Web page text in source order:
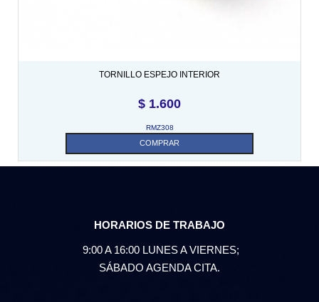
TORNILLO ESPEJO INTERIOR
$ 1.600
RMZ308
COMPRAR
HORARIOS DE TRABAJO
9:00 A 16:00 LUNES A VIERNES;
SÁBADO AGENDA CITA.